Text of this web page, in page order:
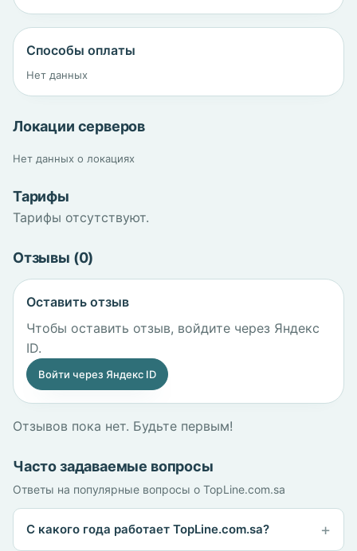
Способы оплаты
Нет данных
Локации серверов
Нет данных о локациях
Тарифы
Тарифы отсутствуют.
Отзывы (0)
Оставить отзыв
Чтобы оставить отзыв, войдите через Яндекс
ID.
Войти через Яндекс ID
Отзывов пока нет. Будьте первым!
Часто задаваемые вопросы
Ответы на популярные вопросы о TopLine.com.sa
С какого года работает TopLine.com.sa?